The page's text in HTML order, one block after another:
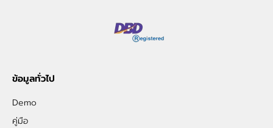
ข้อมูลทั่วไป
Demo
คู่มือ